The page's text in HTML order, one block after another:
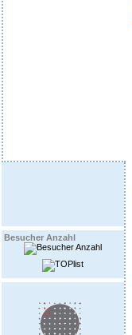
Besucher Anzahl